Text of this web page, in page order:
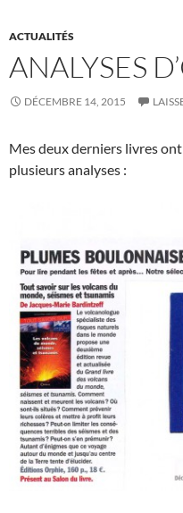
ACTUALITÉS
ANALYSES
DÉCEMBRE 14, 2015
Mes deux derniers livres
plusieurs analyses :